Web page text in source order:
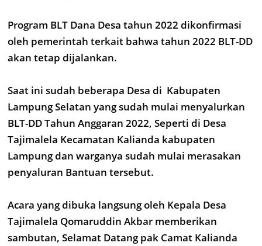
Program BLT Dana Desa tahun 2022 dikonfirmasi
oleh pemerintah terkait bahwa tahun 2022 BLT-DD
akan tetap dijalankan.
Saat ini sudah beberapa Desa di Kabupaten
Lampung Selatan yang sudah mulai menyalurkan
BLT-DD Tahun Anggaran 2022, Seperti di Desa
Tajimalela Kecamatan Kalianda kabupaten
Lampung dan warganya sudah mulai merasakan
penyaluran Bantuan tersebut.
Acara yang dibuka langsung oleh Kepala Desa
Tajimalela Qomaruddin Akbar memberikan
sambutan, Selamat Datang pak Camat Kalianda